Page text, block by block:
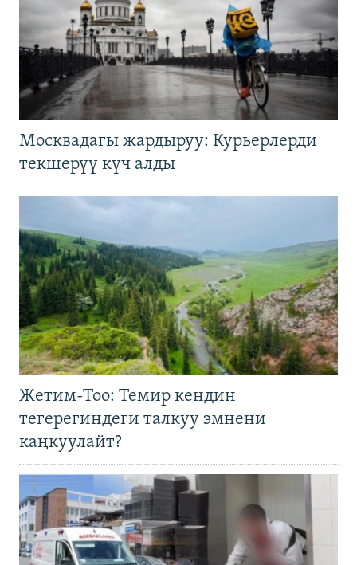
Москвадагы жардыруу: Курьерлерди
текшерүү күч алды
Жетим-Тоо: Темир кендин
тегерегиндеги талкуу эмнени
каңкуулайт?